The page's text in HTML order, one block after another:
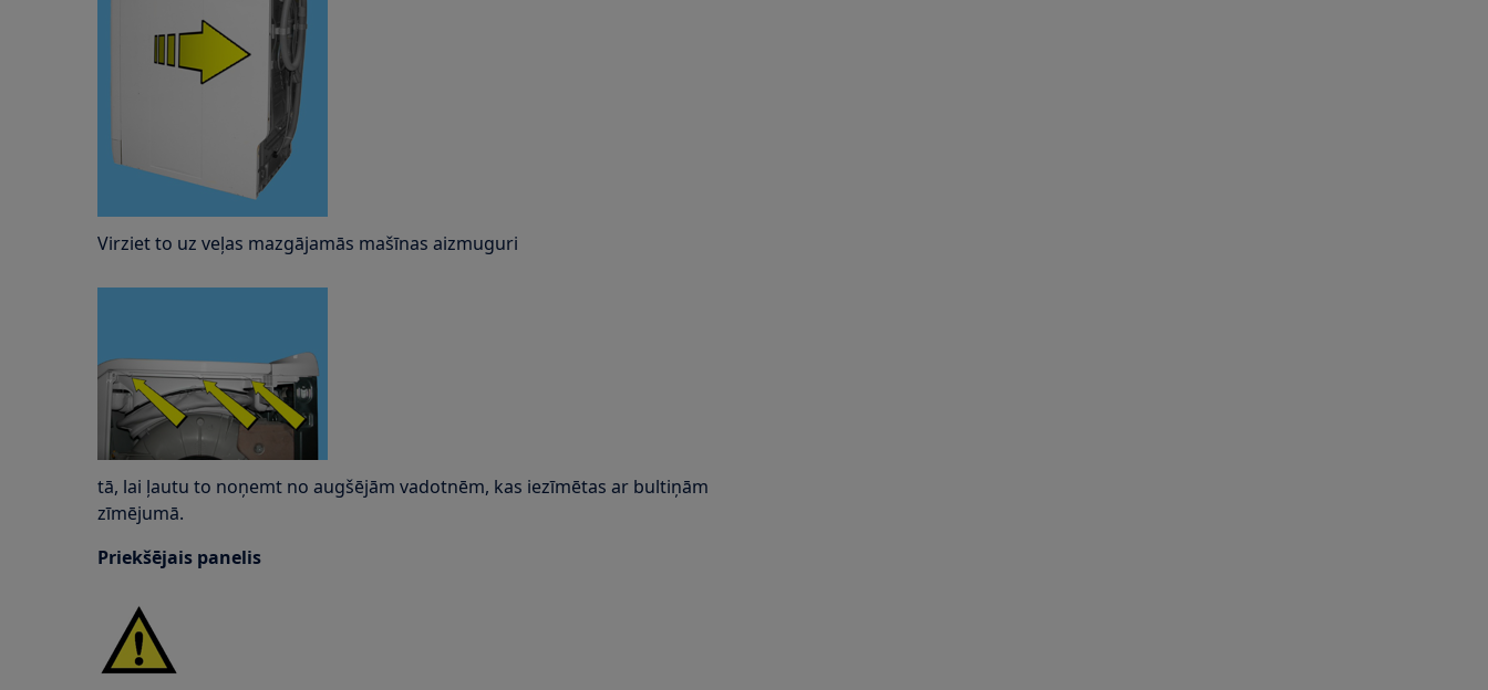
Virziet to uz veļas mazgājamās mašīnas aizmuguri
tā, lai ļautu to noņemt no augšējām vadotnēm, kas iezīmētas ar bultiņām
zīmējumā.
Priekšējais panelis